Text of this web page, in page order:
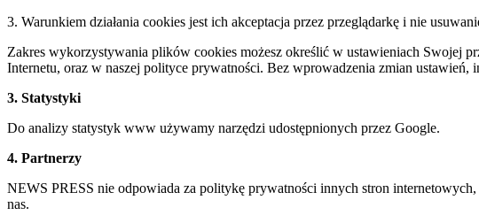
3. Warunkiem działania cookies jest ich akceptacja przez przeglądarkę i nie
Zakres wykorzystywania plików cookies możesz określić w ustawieniach Swojej
Internetu, oraz w naszej polityce prywatności. Bez wprowadzenia zmian
3. Statystyki
Do analizy statystyk www używamy narzędzi udostępnionych przez Google.
4. Partnerzy
NEWS PRESS nie odpowiada za politykę prywatności innych stron
nas.